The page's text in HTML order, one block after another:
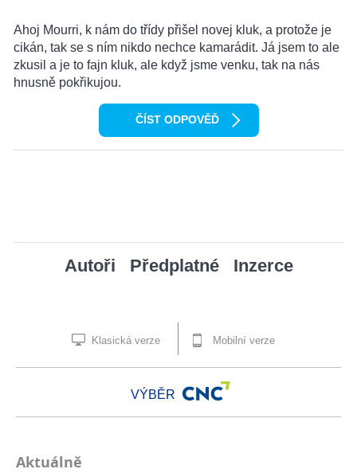
Ahoj Mourri, k nám do třídy přišel novej kluk, a protože je
cikán, tak se s ním nikdo nechce kamarádit. Já jsem to ale
zkusil a je to fajn kluk, ale když jsme venku, tak na nás
hnusně pokřikujou.
ČÍST ODPOVĚĎ
Autoři Předplatné Inzerce
Klasická verze Mobilní verze
VÝBĚR
Aktuálně